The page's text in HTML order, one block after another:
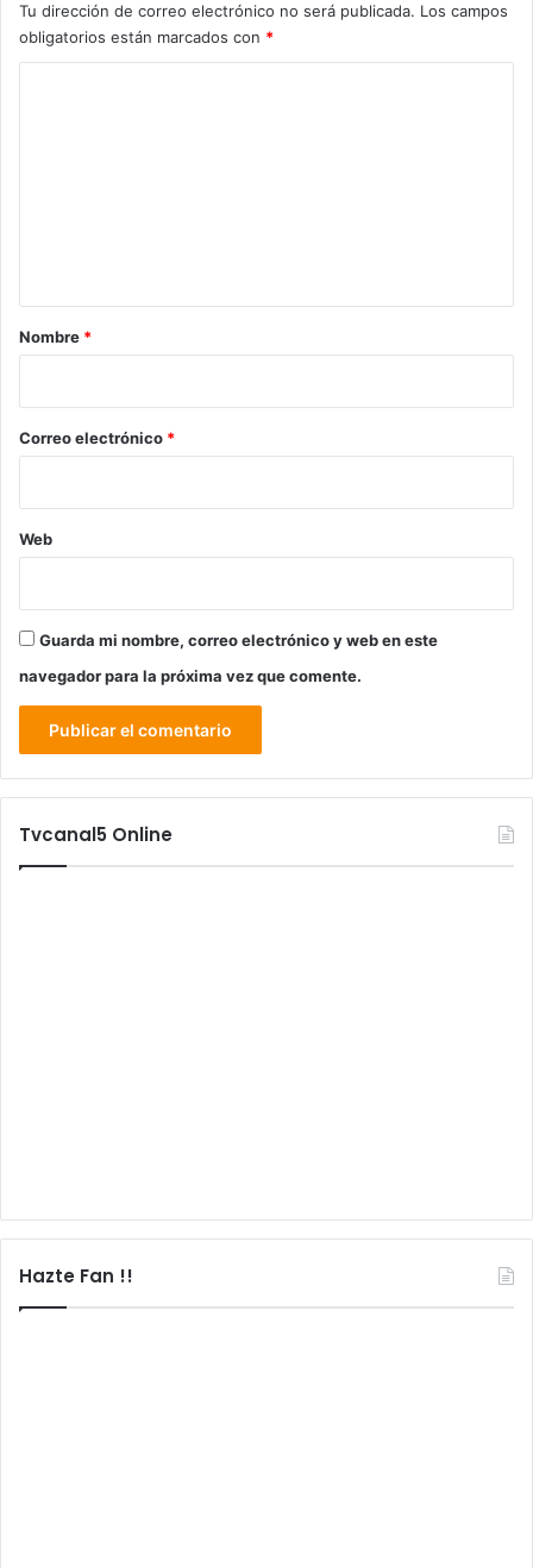
Tu dirección de correo electrónico no será publicada. Los campos
obligatorios están marcados con *
r
*
Nombre *
Correo electrónico *
Web
Guarda mi nombre, correo electrónico y web en este
navegador para la próxima vez que comente.
Tvcanal5 Online
Hazte Fan !!